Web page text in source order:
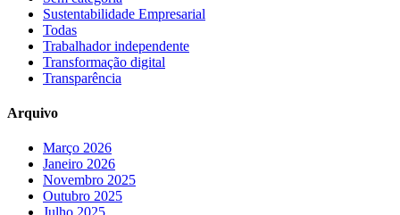
Sustentabilidade Empresarial
Todas
Trabalhador independente
Transformação digital
Transparência
Arquivo
Março 2026
Janeiro 2026
Novembro 2025
Outubro 2025